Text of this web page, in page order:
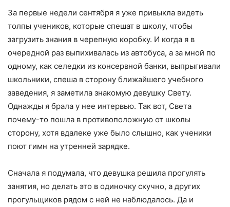
За первые недели сентября я уже привыкла видеть
толпы учеников, которые спешат в школу, чтобы
загрузить знания в черепную коробку. И когда я в
очередной раз выпихивалась из автобуса, а за мной по
одному, как селедки из консервной банки, выпрыгивали
школьники, спеша в сторону ближайшего учебного
заведения, я заметила знакомую девушку Свету.
Однажды я брала у нее интервью. Так вот, Света
почему-то пошла в противоположную от школы
сторону, хотя вдалеке уже было слышно, как ученики
поют гимн на утренней зарядке.
Сначала я подумала, что девушка решила прогулять
занятия, но делать это в одиночку скучно, а других
прогульщиков рядом с ней не наблюдалось. Да и